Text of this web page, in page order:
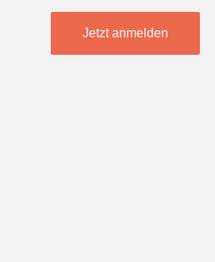
0 100 221 170
Jetzt anmelden